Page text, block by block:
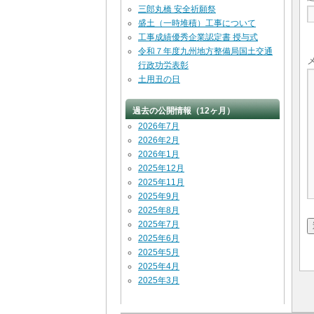
三郎丸橋 安全祈願祭
盛土（一時堆積）工事について
工事成績優秀企業認定書 授与式
令和７年度九州地方整備局国土交通
行政功労表彰
土用丑の日
過去の公開情報（12ヶ月）
2026年7月
2026年2月
2026年1月
2025年12月
2025年11月
2025年9月
2025年8月
2025年7月
2025年6月
2025年5月
2025年4月
2025年3月